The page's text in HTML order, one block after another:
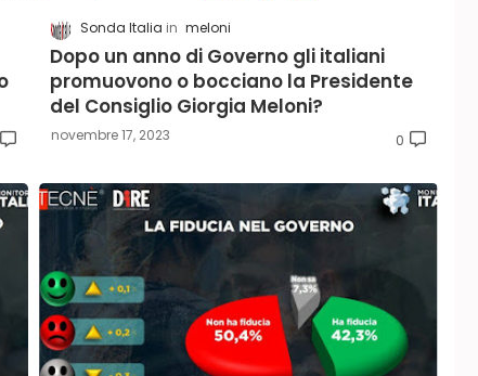
Sonda Italia meloni
Dopo un anno di Governo gli italiani
promuovono o bocciano la Presidente
del Consiglio Giorgia Meloni?
novembre 17, 2023 0